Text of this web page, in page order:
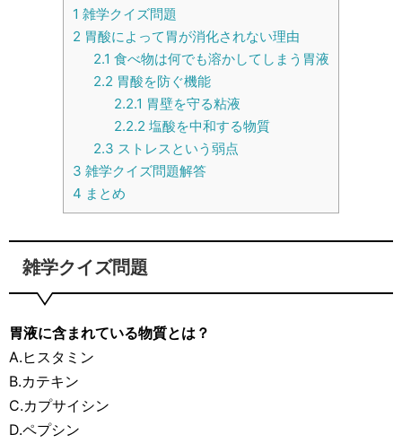
1 雑学クイズ問題
2 胃酸によって胃が消化されない理由
2.1 食べ物は何でも溶かしてしまう胃液
2.2 胃酸を防ぐ機能
2.2.1 胃壁を守る粘液
2.2.2 塩酸を中和する物質
2.3 ストレスという弱点
3 雑学クイズ問題解答
4 まとめ
雑学クイズ問題
胃液に含まれている物質とは？
A.ヒスタミン
B.カテキン
C.カプサイシン
D.ペプシン